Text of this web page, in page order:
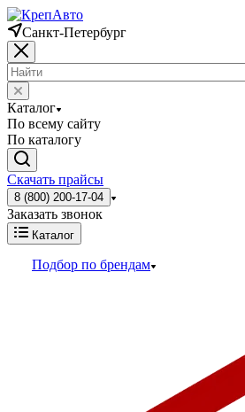
Санкт-Петербург
Каталог
По всему сайту
По каталогу
Скачать прайсы
8 (800) 200-17-04
Заказать звонок
Каталог
Подбор по брендам